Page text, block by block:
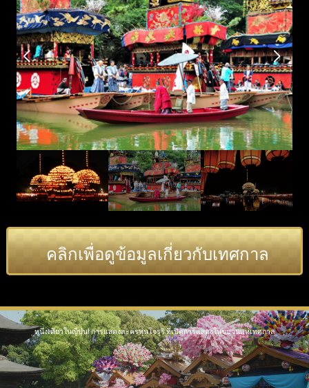
คลิกเพื่อดูข้อมูลเกี่ยวกับเทศกาล
หนึ่งเดียวในญี่ปุ่น! การแสดงละครหุ่นโจรุริ ที่เปิดการแสดงในขบวนแห่เทศกาล